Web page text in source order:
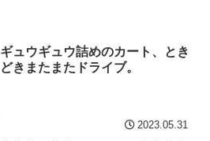
ギュウギュウ詰めのカート、とき
どきまたまたドライブ。
2023.05.31